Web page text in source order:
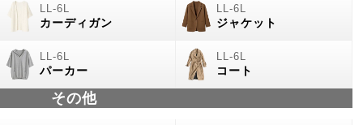
カーディガン ジャケット
パーカー コート
その他